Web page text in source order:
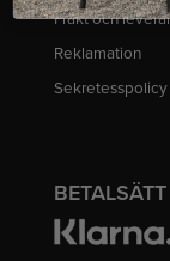
Frakt och
Reklamation
Sekretesspolicy
BETALSÄTT